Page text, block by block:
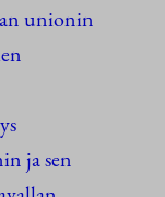
unionin
ja sen